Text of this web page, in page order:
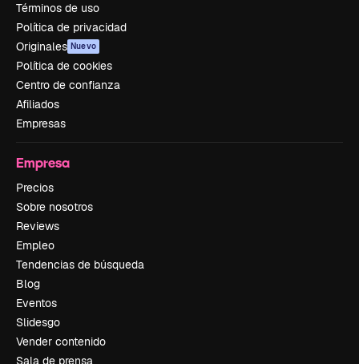
Términos de uso
Política de privacidad
Originales Nuevo
Política de cookies
Centro de confianza
Afiliados
Empresas
Empresa
Precios
Sobre nosotros
Reviews
Empleo
Tendencias de búsqueda
Blog
Eventos
Slidesgo
Vender contenido
Sala de prensa